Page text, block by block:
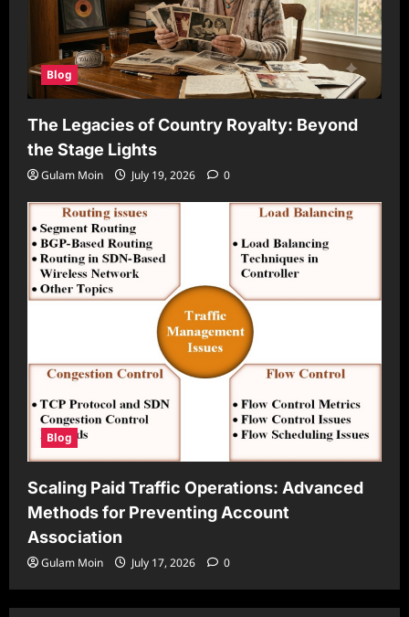
Blog
The Legacies of Country Royalty: Beyond
the Stage Lights
Gulam Moin July 19, 2026 0
Blog
Scaling Paid Traffic Operations: Advanced
Methods for Preventing Account
Association
Gulam Moin July 17, 2026 0